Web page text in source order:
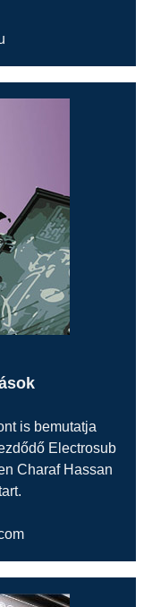
is bemutatja
Electrosub
Charaf Hassan